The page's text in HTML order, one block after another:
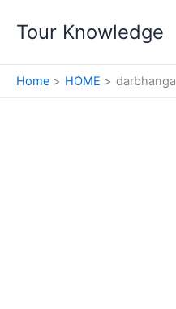
Tour Knowledge
Home HOME darbhanga